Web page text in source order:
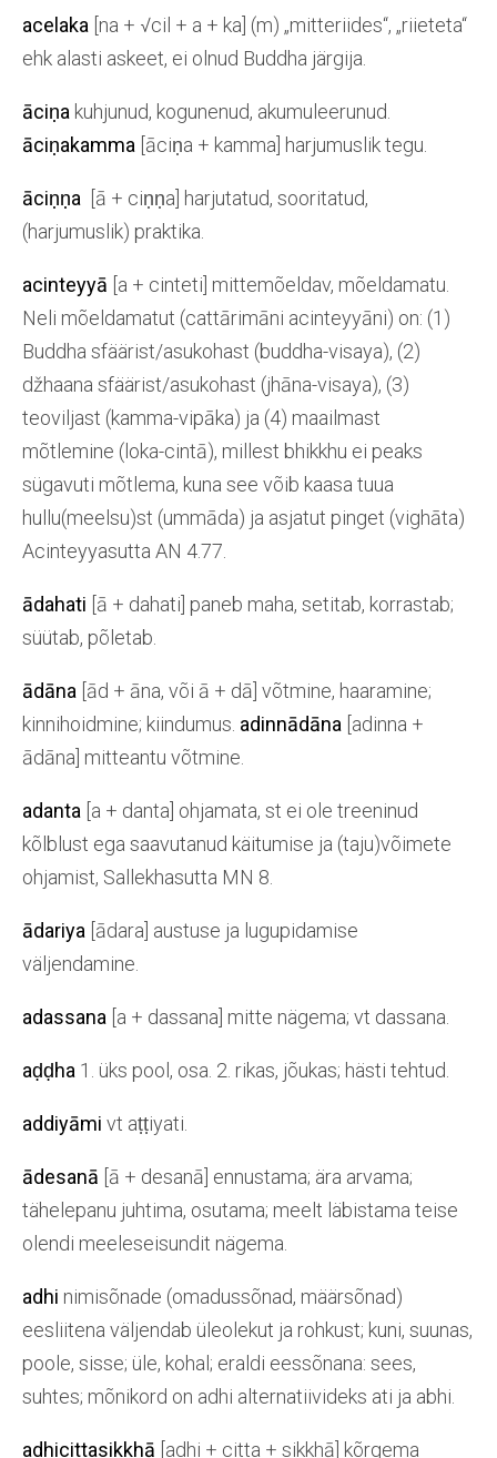
acelaka [na + √cil + a + ka] (m) „mitteriides“, „riieteta“
ehk alasti askeet, ei olnud Buddha järgija.
āciṇa kuhjunud, kogunenud, akumuleerunud.
āciṇakamma [āciṇa + kamma] harjumuslik tegu.
āciṇṇa [ā + ciṇṇa] harjutatud, sooritatud,
(harjumuslik) praktika.
acinteyyā [a + cinteti] mittemõeldav, mõeldamatu.
Neli mõeldamatut (cattārimāni acinteyyāni) on: (1)
Buddha sfäärist/asukohast (buddha-visaya), (2)
džhaana sfäärist/asukohast (jhāna-visaya), (3)
teoviljast (kamma-vipāka) ja (4) maailmast
mõtlemine (loka-cintā), millest bhikkhu ei peaks
sügavuti mõtlema, kuna see võib kaasa tuua
hullu(meelsu)st (ummāda) ja asjatut pinget (vighāta)
Acinteyyasutta AN 4.77.
ādahati [ā + dahati] paneb maha, setitab, korrastab;
süütab, põletab.
ādāna [ād + āna, või ā + dā] võtmine, haaramine;
kinnihoidmine; kiindumus. adinnādāna [adinna +
ādāna] mitteantu võtmine.
adanta [a + danta] ohjamata, st ei ole treeninud
kõlblust ega saavutanud käitumise ja (taju)võimete
ohjamist, Sallekhasutta MN 8.
ādariya [ādara] austuse ja lugupidamise
väljendamine.
adassana [a + dassana] mitte nägema; vt dassana.
aḍḍha 1. üks pool, osa. 2. rikas, jõukas; hästi tehtud.
addiyāmi vt aṭṭiyati.
ādesanā [ā + desanā] ennustama; ära arvama;
tähelepanu juhtima, osutama; meelt läbistama teise
olendi meeleseisundit nägema.
adhi nimisõnade (omadussõnad, määrsõnad)
eesliitena väljendab üleolekut ja rohkust; kuni, suunas,
poole, sisse; üle, kohal; eraldi eessõnana: sees,
suhtes; mõnikord on adhi alternatiivideks ati ja abhi.
adhicittasikkhā [adhi + citta + sikkhā] kõrgema